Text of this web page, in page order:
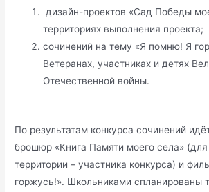
дизайн-проектов «Сад Победы
территориях выполнения проекта;
сочинений на тему «Я помню! Я
Ветеранах, участниках и детях
Отечественной войны.
По результатам конкурса сочинений
брошюр «Книга Памяти моего села»
территории – участника конкурса) и
горжусь!». Школьниками спланированы